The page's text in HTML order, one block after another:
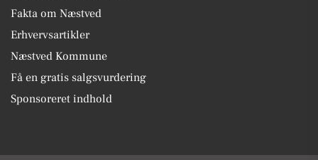
Fakta om Næstved
Erhvervsartikler
Næstved Kommune
Få en gratis salgsvurdering
Sponsoreret indhold